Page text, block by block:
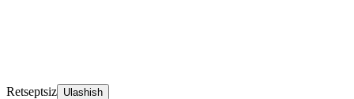
Retseptsiz Ulashish